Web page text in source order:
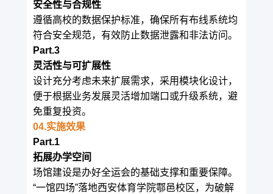
安全性与合规性
遵循高校的数据保护标准，确保所有布线系统均
符合安全规范，有效防止数据泄露和非法访问。
Part.3
灵活性与可扩展性
设计充分考虑未来扩展需求，采用模块化设计，
便于根据业务发展灵活增加端口或升级系统，避
免重复投资。
04.实施效果
Part.1
拓展办学空间
场馆建设是办好全运会的基础支撑和重要保障。
“一馆四场”落地西安体育学院鄠邑校区，为破解